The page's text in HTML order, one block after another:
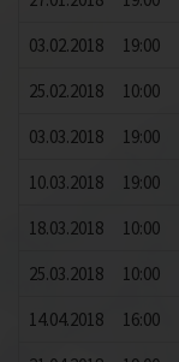
03.02.2018
19:00
25.02.2018
10:00
03.03.2018
19:00
10.03.2018
19:00
18.03.2018
10:00
25.03.2018
10:00
14.04.2018
16:00